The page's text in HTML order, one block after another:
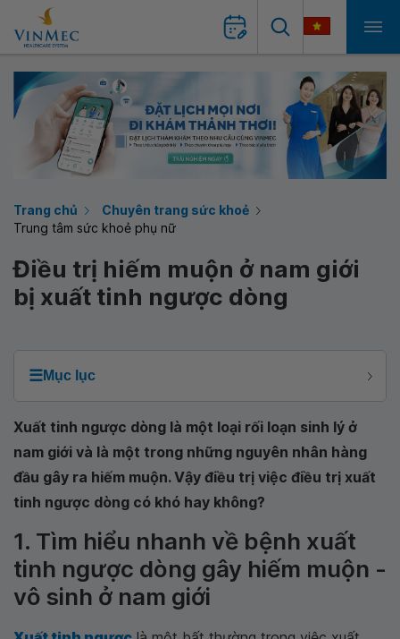
Trang chủ
Chuyên trang sức khoẻ
Trung tâm sức khoẻ phụ nữ
Điều trị hiếm muộn ở nam giới
bị xuất tinh ngược dòng
☰Mục lục
Xuất tinh ngược dòng là một loại rối loạn sinh lý ở
nam giới và là một trong những nguyên nhân hàng
đầu gây ra hiếm muộn. Vậy điều trị việc điều trị xuất
tinh ngược dòng có khó hay không?
1. Tìm hiểu nhanh về bệnh xuất
tinh ngược dòng gây hiếm muộn -
vô sinh ở nam giới